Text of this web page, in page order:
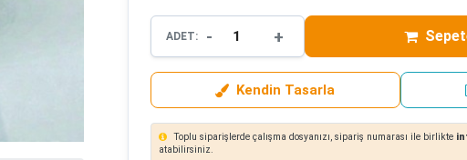
ADET: - +
Kendin Tasarla
Toplu siparişlerde çalışma dosyanızı, sipariş numarası ile birlikte
atabilirsiniz.